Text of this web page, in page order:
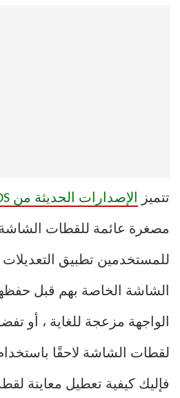
تتميز الإصدارات الحديثة من macOS
مصغرة عائمة للقطات الشاشة
للمستخدمين تطبيق
الشاشة الخاصة بهم قبل
الواجهة مزعجة للغاية ، أو
فإليك كيفية تعطيل معاينة